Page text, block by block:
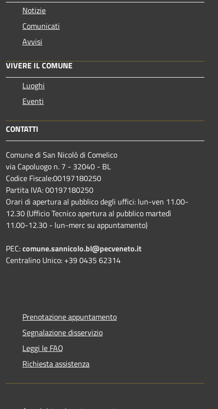
Notizie
Comunicati
Avvisi
VIVERE IL COMUNE
Luoghi
Eventi
CONTATTI
Comune di San Nicolò di Comelico
via Capoluogo n. 7 - 32040 - BL
Codice Fiscale:00197180250
Partita IVA: 00197180250
Orari di apertura al pubblico degli uffici: lun-ven 11.00-
12.30 (Ufficio Tecnico apertura al pubblico martedì
11.00-12.30 - lun-merc su appuntamento)
PEC:comune.sannicolo.bl@pecveneto.it
Centralino Unico: +39 0435 62314
Prenotazione appuntamento
Segnalazione disservizio
Leggi le FAQ
Richiesta assistenza